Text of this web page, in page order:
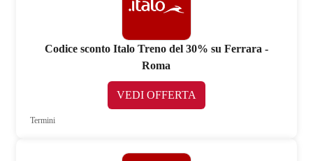
Codice sconto Italo Treno del 30% su Ferrara -
Roma
VEDI OFFERTA
Termini